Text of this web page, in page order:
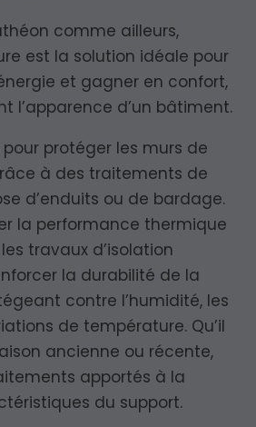
comme ailleurs,
est la solution idéale pour
et gagner en confort,
l’apparence d’un bâtiment.
protéger les murs de
à des traitements de
d’enduits ou de bardage.
la performance thermique
travaux d’isolation
la durabilité de la
contre l’humidité, les
de température. Qu’il
ancienne ou récente,
apportés à la
du support.